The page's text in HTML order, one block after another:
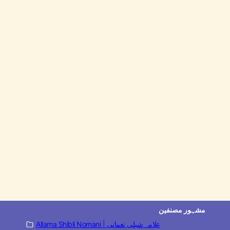
مشہور مصنفین
Allama Shibli Nomani | علامہ شبلی نعمانی